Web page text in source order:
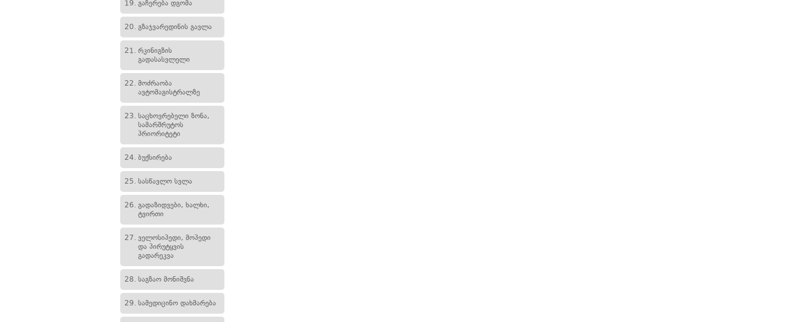
19. გაჩერება დგომა
20. გზაჯვარედინის გავლა
21. რკინიგზის
გადასასვლელი
22. მოძრაობა
ავტომაგისტრალზე
23. საცხოვრებელი ზონა,
სამარშრუტოს
პრიორიტეტი
24. ბუქსირება
25. სასწავლო სვლა
26. გადაზიდვები, ხალხი,
ტვირთი
27. ველოსიპედი, მოპედი
და პირუტყვის
გადარეკვა
28. საგზაო მონიშვნა
29. სამედიცინო დახმარება